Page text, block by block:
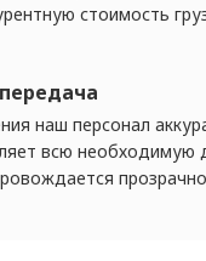
стоимость
наш персонал
всю необходимую